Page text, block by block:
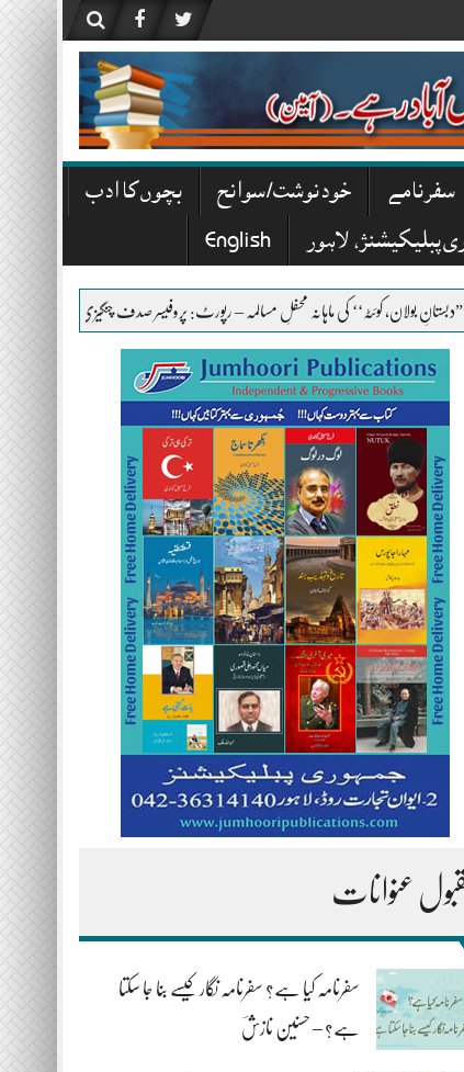
سفرنامے خودنوشت/ سوانح
بچوں کا ادب
پبلیکیشنز، لاہور English
کی ماہانہ محفلِ مسالمہ – رپورٹ: پروفیسر صدف چنگیزی ”منکر نکیر‘‘، سید معین
عنوانات
سفرنامہ کیا ہے؟ سفرنامہ نگار کیسے بنا جا سکتا
ہے؟ – حسنین نازشؔ